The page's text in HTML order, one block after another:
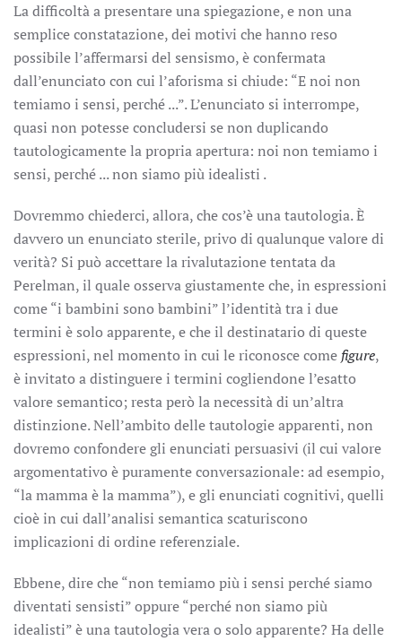
La difficoltà a presentare una spiegazione, e non una
semplice constatazione, dei motivi che hanno reso
possibile l’affermarsi del sensismo, è confermata
dall’enunciato con cui l’aforisma si chiude: “E noi non
temiamo i sensi, perché ...”. L’enunciato si interrompe,
quasi non potesse concludersi se non duplicando
tautologicamente la propria apertura: noi non temiamo i
sensi, perché ... non siamo più idealisti .
Dovremmo chiederci, allora, che cos’è una tautologia. È
davvero un enunciato sterile, privo di qualunque valore di
verità? Si può accettare la rivalutazione tentata da
Perelman, il quale osserva giustamente che, in espressioni
come “i bambini sono bambini” l’identità tra i due
termini è solo apparente, e che il destinatario di queste
espressioni, nel momento in cui le riconosce come figure,
è invitato a distinguere i termini cogliendone l’esatto
valore semantico; resta però la necessità di un’altra
distinzione. Nell’ambito delle tautologie apparenti, non
dovremo confondere gli enunciati persuasivi (il cui valore
argomentativo è puramente conversazionale: ad esempio,
“la mamma è la mamma”), e gli enunciati cognitivi, quelli
cioè in cui dall’analisi semantica scaturiscono
implicazioni di ordine referenziale.
Ebbene, dire che “non temiamo più i sensi perché siamo
diventati sensisti” oppure “perché non siamo più
idealisti” è una tautologia vera o solo apparente? Ha delle